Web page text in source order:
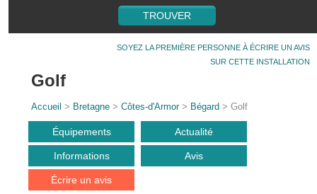
SOYEZ LA PREMIÈRE PERSONNE À ÉCRIRE UN AVIS
SUR CETTE INSTALLATION
Golf
Accueil > Bretagne >Côtes-d'Armor> Bégard > Golf
Équipements Actualité
Informations Avis
Écrire un avis